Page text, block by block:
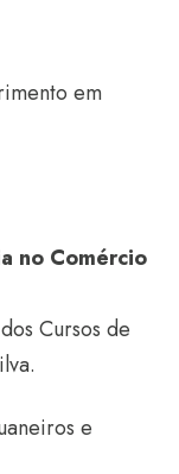
em
no Comércio
Cursos de
e